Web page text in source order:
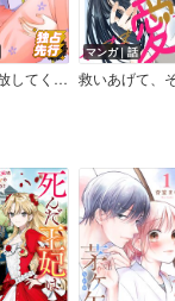
王子様が放してくれません【単話】
マンガ｜話